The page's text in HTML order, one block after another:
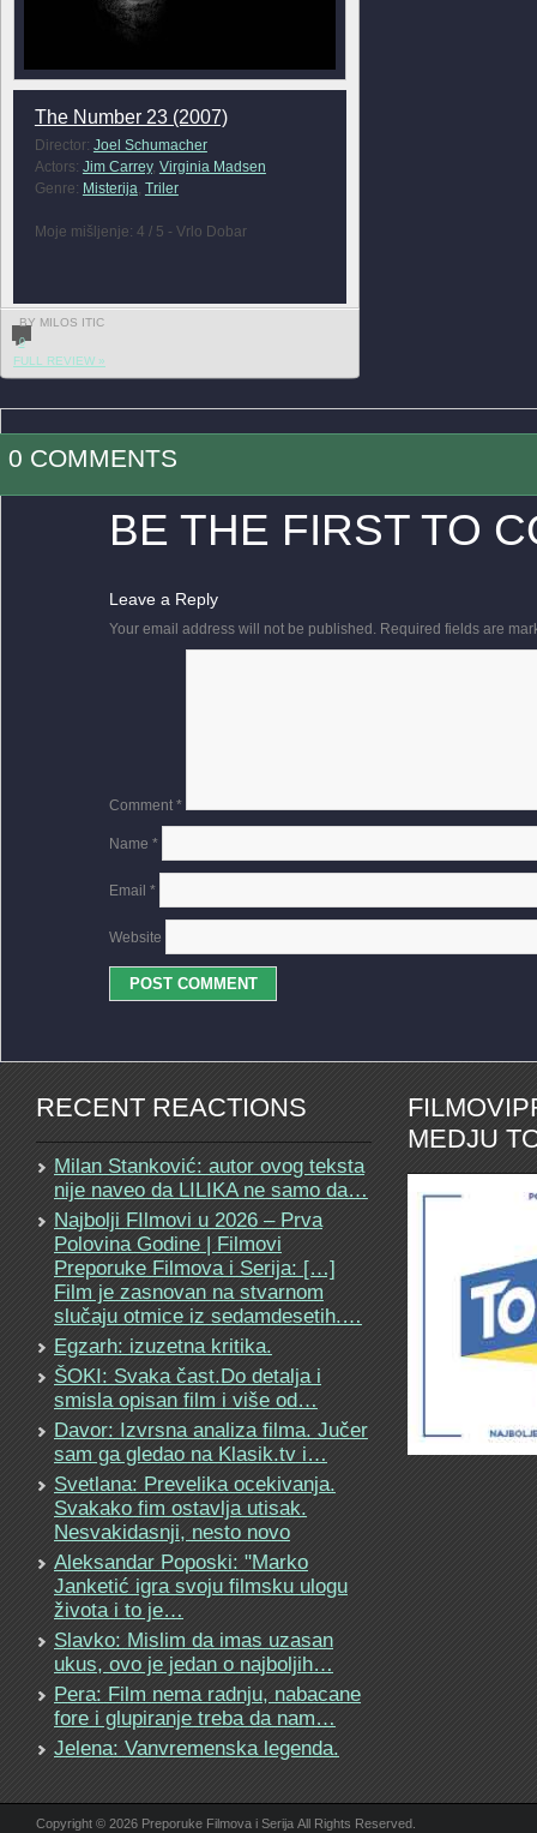
The Number 23 (2007)
Director: Joel Schumacher
Actors: Jim Carrey, Virginia Madsen
Genre: Misterija, Triler
Moje mišljenje: 4 / 5 - Vrlo Dobar
BY MILOS ITIC
0
FULL REVIEW »
0 COMMENTS
BE THE FIRST TO
Leave a Reply
Your email address will not be published. Required fields are
Comment *
Name *
Email *
Website
RECENT REACTIONS
Milan Stanković: autor ovog teksta
nije naveo da LILIKA ne samo da…
Najbolji FIlmovi u 2026 – Prva
Polovina Godine | Filmovi
Preporuke Filmova i Serija: […]
Film je zasnovan na stvarnom
slučaju otmice iz sedamdesetih.…
Egzarh: izuzetna kritika.
ŠOKI: Svaka čast.Do detalja i
smisla opisan film i više od…
Davor: Izvrsna analiza filma. Jučer
sam ga gledao na Klasik.tv i…
Svetlana: Prevelika ocekivanja.
Svakako fim ostavlja utisak.
Nesvakidasnji, nesto novo
Aleksandar Poposki: "Marko
Janketić igra svoju filmsku ulogu
života i to je…
Slavko: Mislim da imas uzasan
ukus, ovo je jedan o najboljih…
Pera: Film nema radnju, nabacane
fore i glupiranje treba da nam…
Jelena: Vanvremenska legenda.
MEDJU
Copyright © 2026 Preporuke Filmova i Serija All Rights Reserved.